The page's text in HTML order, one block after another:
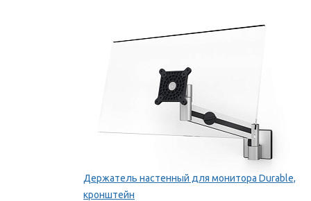
Держатель настенный для монитора Durable,
кронштейн